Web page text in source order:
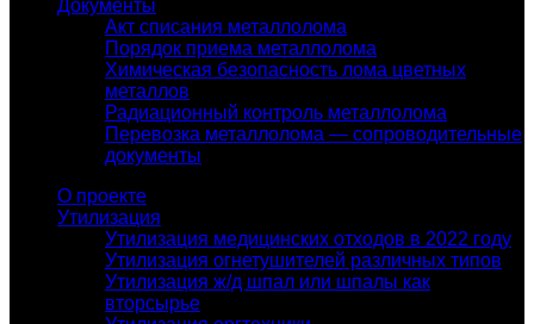
Документы
Акт списания металлолома
Порядок приема металлолома
Химическая безопасность лома цветных
металлов
Радиационный контроль металлолома
Перевозка металлолома — сопроводительные
документы
О проекте
Утилизация
Утилизация медицинских отходов в 2022 году
Утилизация огнетушителей различных типов
Утилизация ж/д шпал или шпалы как
вторсырье